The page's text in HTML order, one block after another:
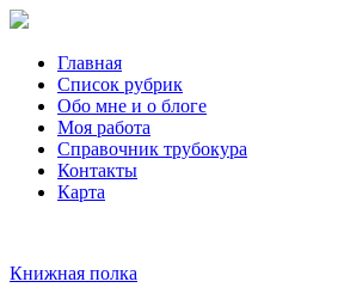
Главная
Список рубрик
Обо мне и о блоге
Моя работа
Справочник трубокура
Контакты
Карта
Книжная полка